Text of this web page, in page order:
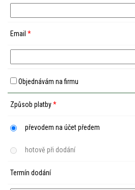
Email *
Objednávám na firmu
Způsob platby*
převodem na účet předem
hotově při dodání
Termín dodání